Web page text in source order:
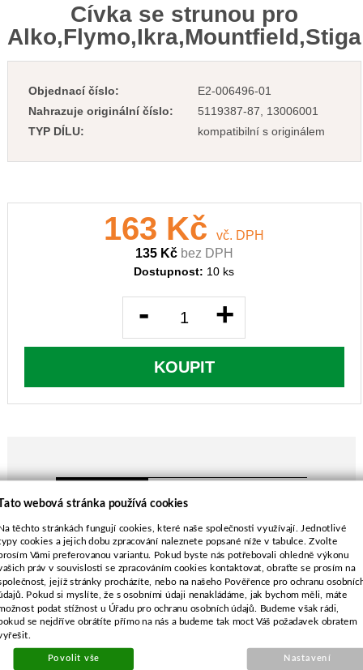
Cívka se strunou pro
Alko,Flymo,Ikra,Mountfield,Stiga
Objednací číslo:
E2-006496-01
Nahrazuje originální číslo:
5119387-87, 13006001
TYP DÍLU:
kompatibilní s originálem
163 Kčvč. DPH
135 Kč bez DPH
Dostupnost: 10 ks
- +
KOUPIT
průměr struny 1,3mm
AL-KO GT450
FLYMO 500, 700
IKRA RT4003DV-Swingline, RT500, RT200DV
IKRA RT4003DV, RT4005DV, RT4006DV,
TWINCUT
IKRA RT4803DV, RT4908DV, RT8503DV,
RT9008DV
IKRA RT9108DV
webová stránka používá cookies
těchto stránkách fungují cookies, které naše společnosti využívají. Jednotlivé
cookies a jejich dobu zpracování naleznete popsané níže v tabulce. Zvolte
Vámi preferovanou variantu. Pokud byste nás potřebovali ohledně výkonu
práv v souvislosti se zpracováním cookies kontaktovat, obraťte se prosím na
jejíž stránky procházíte, nebo na našeho Pověřence pro ochranu
Pokud si myslíte, že s osobními údaji nenakládáme, jak bychom měli, máte
podat stížnost u Úřadu pro ochranu osobních údajů. Budeme však rádi,
se nejdříve obrátíte přímo na nás a budeme tak moct Váš požadavek obratem
Povolit vše Nastavení